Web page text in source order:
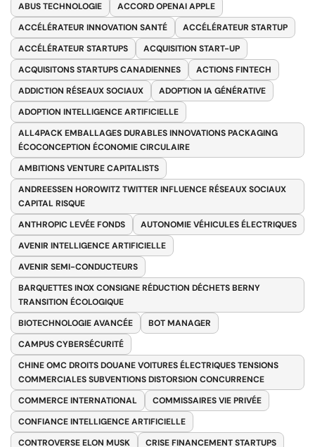
ABUS TECHNOLOGIE
ACCORD OPENAI APPLE
ACCÉLÉRATEUR INNOVATION SANTÉ
ACCÉLÉRATEUR STARTUP
ACCÉLÉRATEUR STARTUPS
ACQUISITION START-UP
ACQUISITONS STARTUPS CANADIENNES
ACTIONS FINTECH
ADDICTION RÉSEAUX SOCIAUX
ADOPTION IA GÉNÉRATIVE
ADOPTION INTELLIGENCE ARTIFICIELLE
ALL4PACK EMBALLAGES DURABLES INNOVATIONS PACKAGING
ÉCOCONCEPTION ÉCONOMIE CIRCULAIRE
AMBITIONS VENTURE CAPITALISTS
ANDREESSEN HOROWITZ TWITTER INFLUENCE RÉSEAUX SOCIAUX
CAPITAL RISQUE
ANTHROPIC LEVÉE FONDS
AUTONOMIE VÉHICULES ÉLECTRIQUES
AVENIR INTELLIGENCE ARTIFICIELLE
AVENIR SEMI-CONDUCTEURS
BARQUETTES INOX CONSIGNE RÉDUCTION DÉCHETS BERNY
TRANSITION ÉCOLOGIQUE
BIOTECHNOLOGIE AVANCÉE
BOT MANAGER
CAMPUS CYBERSÉCURITÉ
CHINE OMC DROITS DOUANE VOITURES ÉLECTRIQUES TENSIONS
COMMERCIALES SUBVENTIONS DISTORSION CONCURRENCE
COMMERCE INTERNATIONAL
COMMISSAIRES VIE PRIVÉE
CONFIANCE INTELLIGENCE ARTIFICIELLE
CONTROVERSE ELON MUSK
CRISE FINANCEMENT STARTUPS